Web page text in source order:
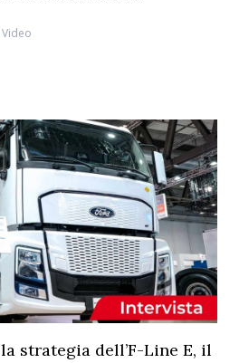
Video
strategia dell’F-Line E, il